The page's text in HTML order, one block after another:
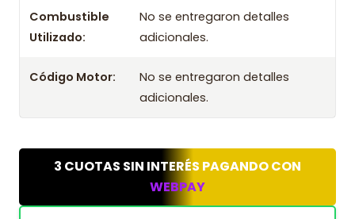
Combustible
Utilizado:
No se entregaron detalles
adicionales.
Código Motor:
No se entregaron detalles
adicionales.
3 CUOTAS SIN INTERÉS PAGANDO CON
WEBPAY